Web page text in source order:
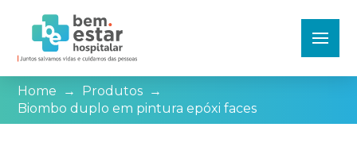
Home → Produtos →
Biombo duplo em pintura epóxi faces